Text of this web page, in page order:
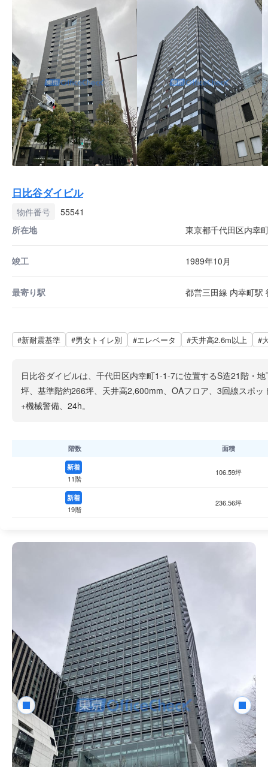
日比谷ダイビル
物件番号
55541
所在地
東京都千代田区内幸
竣工 1989年10月
最寄り駅 都営三田線 内幸町駅
#新耐震基準 #男女トイレ別 #エレベータ #天井高2.6m以上 #
日比谷ダイビルは、千代田区内幸町1-1-7に位置するS造21階・
坪、基準階約266坪、天井高2,600mm、OAフロア、3回線スポ
+機械警備、24h。
階数 面積
新着
11階
106.59坪
新着
19階
236.56坪